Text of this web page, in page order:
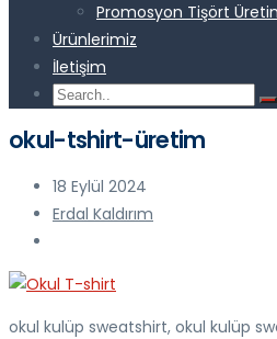
Promosyon Tişört
Ürünlerimiz
İletişim
okul-tshirt-üretim
18 Eylül 2024
Erdal Kaldırım
okul kulüp sweatshirt, okul kulüp